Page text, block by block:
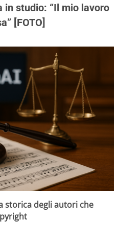
in studio: “Il mio lavoro
[FOTO]
storica degli autori che